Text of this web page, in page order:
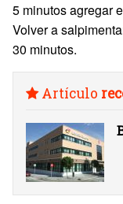
5 minutos agregar
Volver a
30 minutos.
Artículo